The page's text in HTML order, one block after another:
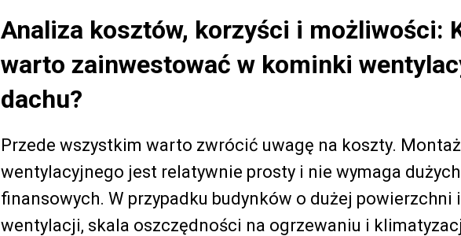
Analiza kosztów, korzyści i możliwości:
warto zainwestować w kominki
dachu?
Przede wszystkim warto zwrócić uwagę na koszty.
wentylacyjnego jest relatywnie prosty i nie wymaga dużych
finansowych. W przypadku budynków o dużej powierzchni
wentylacji, skala oszczędności na ogrzewaniu i